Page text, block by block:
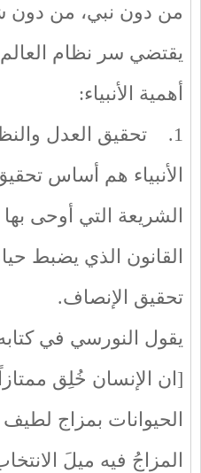
من دون نبي، من دون
يقتضي سر نظام
أهمية الأنبياء:
1. تحقيق العدل والنظام في المجتمع:
الأنبياء هم أساس
الشريعة التي أوحى بها
القانون الذي يضبط
تحقيق الإنصاف.
يقول النورسي في
[ان الإنسان خُلِق
الحيوانات بمزاج
المزاجُ فيه ميلَ